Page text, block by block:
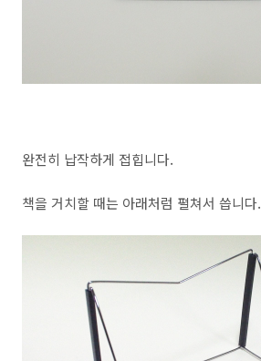
완전히 납작하게 접힙니다.
책을 거치할 때는 아래처럼 펼쳐서 씁니다.